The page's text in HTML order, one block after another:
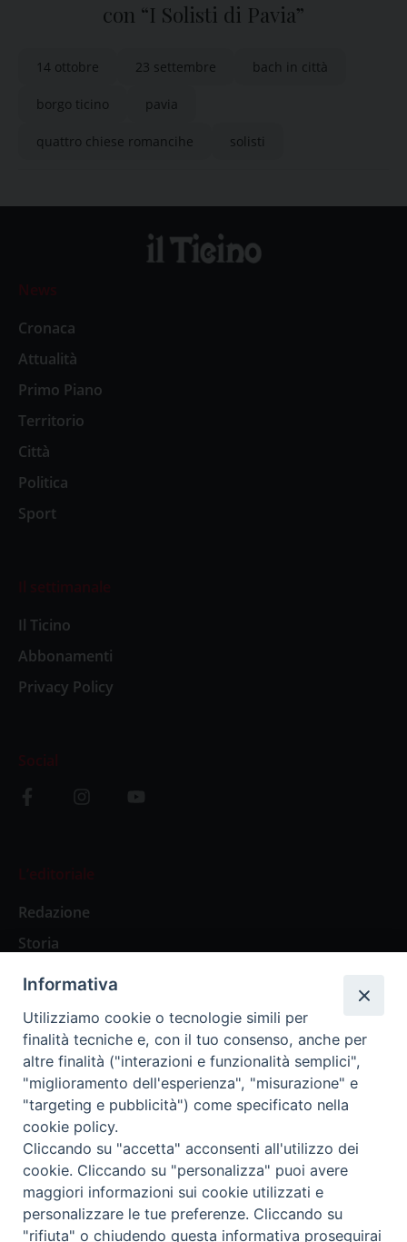
con “I Solisti di Pavia”
14 ottobre 23 settembre bach in città
borgo ticino pavia
quattro chiese romancihe solisti
News
Cronaca
Attualità
Primo Piano
Territorio
Città
Politica
Sport
Il settimanale
Il Ticino
Abbonamenti
Privacy Policy
Social
L’editoriale
Redazione
Storia
Abbonamenti
Abbonamento Annuale Digitale
Abbonamento Annuale Cartaceo
Abbonamento Singola Copia Digitale
Redazione: Pavia, Piazza Duomo 11 - tel. 0382.24736 -
Informativa
Utilizziamo cookie o tecnologie simili per
finalità tecniche e, con il tuo consenso, anche per
altre finalità ("interazioni e funzionalità semplici",
"miglioramento dell'esperienza", "misurazione" e
"targeting e pubblicità") come specificato nella
cookie policy.
Cliccando su "accetta" acconsenti all'utilizzo dei
cookie. Cliccando su "personalizza" puoi avere
maggiori informazioni sui cookie utilizzati e
personalizzare le tue preferenze. Cliccando su
"rifiuta" o chiudendo questa informativa proseguirai